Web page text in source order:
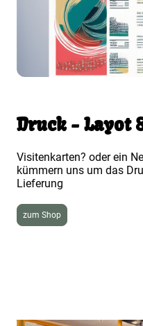
Druck - Layot
Visitenkarten? oder ein
kümmern uns um das
Lieferung
zum Shop